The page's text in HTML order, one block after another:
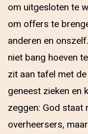
om uitgesloten te
om offers te
anderen en
niet bang hoeven
zit aan tafel met
geneest zieken en
zeggen: God staat
overheersers,